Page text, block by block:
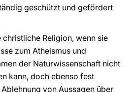
geschützt und gefördert
Religion, wenn sie
zum Atheismus und
der Naturwissenschaft nicht
kann, doch ebenso fest
von Aussagen über